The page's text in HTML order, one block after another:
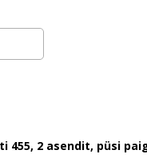
2 asendit, püsi